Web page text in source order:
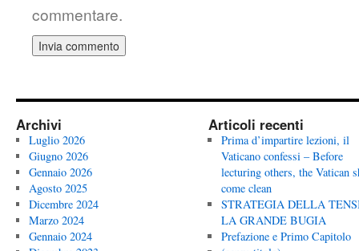
commentare.
Archivi
Luglio 2026
Giugno 2026
Gennaio 2026
Agosto 2025
Dicembre 2024
Marzo 2024
Gennaio 2024
Articoli recenti
Prima d’impartire lezioni, il
Vaticano confessi – Before
lecturing others, the Vatican
come clean
STRATEGIA DELLA
LA GRANDE BUGIA
Prefazione e Primo Capitolo